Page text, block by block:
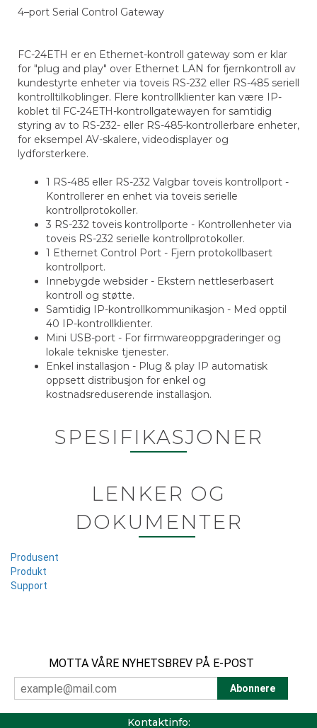
4–port Serial Control Gateway
FC-24ETH er en Ethernet-kontroll gateway som er klar
for "plug and play" over Ethernet LAN for fjernkontroll av
kundestyrte enheter via toveis RS-232 eller RS-485 seriell
kontrolltilkoblinger. Flere kontrollklienter kan være IP-
koblet til FC-24ETH-kontrollgatewayen for samtidig
styring av to RS-232- eller RS-485-kontrollerbare enheter,
for eksempel AV-skalere, videodisplayer og
lydforsterkere.
1 RS-485 eller RS-232 Valgbar toveis kontrollport -
Kontrollerer en enhet via toveis serielle
kontrollprotokoller.
3 RS-232 toveis kontrollporte - Kontrollenheter via
toveis RS-232 serielle kontrollprotokoller.
1 Ethernet Control Port - Fjern protokollbasert
kontrollport.
Innebygde websider - Ekstern nettleserbasert
kontroll og støtte.
Samtidig IP-kontrollkommunikasjon - Med opptil
40 IP-kontrollklienter.
Mini USB-port - For firmwareoppgraderinger og
lokale tekniske tjenester.
Enkel installasjon - Plug & play IP automatisk
oppsett distribusjon for enkel og
kostnadsreduserende installasjon.
SPESIFIKASJONER
LENKER OG
DOKUMENTER
Produsent
Produkt
Support
MOTTA VÅRE NYHETSBREV PÅ E-POST
Kontaktinfo: